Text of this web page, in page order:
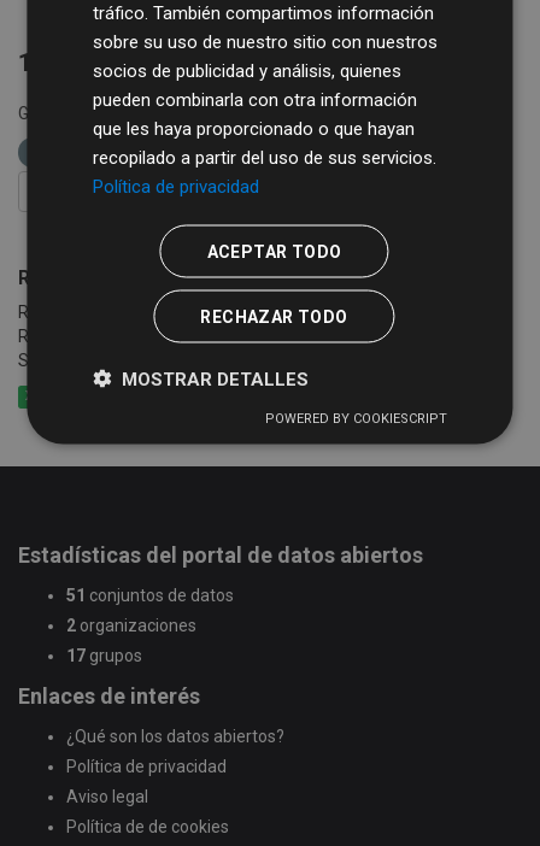
1 conjunto de datos encontrado
Grupos: Comercio
restaurantes
turismo
FILTRAR RESULTADOS
Registro Turístico de la Provincia de Salamanca
Relación e información de establecimientos registrados en el
Registro Turístico de la Junta de Castilla y León de la Provincia de
Salamanca
XLSX
Estadísticas del portal de datos abiertos
51 conjuntos de datos
2 organizaciones
17 grupos
Enlaces de interés
¿Qué son los datos abiertos?
Política de privacidad
Aviso legal
Política de de cookies
tráfico. También compartimos información
sobre su uso de nuestro sitio con nuestros
socios de publicidad y análisis, quienes
pueden combinarla con otra información
que les haya proporcionado o que hayan
recopilado a partir del uso de sus servicios.
Política de privacidad
ACEPTAR TODO
RECHAZAR TODO
MOSTRAR DETALLES
POWERED BY COOKIESCRIPT